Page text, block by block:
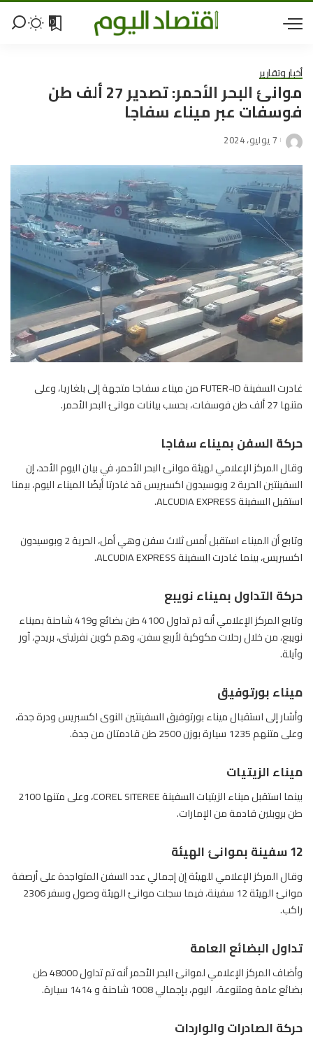
0
أخبار وتقارير
موانئ البحر الأحمر: تصدير 27 ألف طن
فوسفات عبر ميناء سفاجا
7 يوليو، 2024
غادرت السفينة FUTER-ID من ميناء سفاجا متجهة إلى بلغاريا، وعلى
متنها 27 ألف طن فوسفات، بحسب بيانات موانئ البحر الأحمر.
حركة السفن بميناء سفاجا
وقال المركز الإعلامي لهيئة موانئ البحر الأحمر، في بيان اليوم الأحد، إن
السفينتين الحرية 2 وبوسيدون اكسبريس قد غادرتا أيضًا الميناء اليوم، بيمنا
استقبل السفينة ALCUDIA EXPRESS.
وتابع أن الميناء استقبل أمس ثلاث سفن وهي أمل، الحرية 2 وبوسيدون
اكسبريس، بينما غادرت السفينة ALCUDIA EXPRESS.
حركة التداول بميناء نويبع
وتابع المركز الإعلامي أنه تم تداول 4100 طن بضائع و419 شاحنة بميناء
نويبع، من خلال رحلات مكوكية لأربع سفن، وهم كوين نفرتيتى، بريدج، آور
وآيلة.
ميناء بورتوفيق
وأشار إلى استقبالميناء بورتوفيقالسفينتين النوى اكسبريس ودرة جدة،
وعلى متنهم 1235 سيارة بوزن 2500 طن قادمتان من جدة.
ميناء الزيتيات
بينما استقبل ميناء الزيتيات السفينة COREL SITEREE، وعلى متنها 2100
طن بروبلين قادمة من الإمارات.
12 سفينة بموانئ الهيئة
وقال المركز الإعلامي للهيئة إن إجمالي عدد السفن المتواجدة على أرصفة
موانئ الهيئة 12 سفينة، فيما سجلت موانئ الهيئة وصول وسفر 2306
راكب.
تداول البضائع العامة
وأضاف المركز الإعلامي لموانئ البحر الأحمر أنه تم تداول 48000 طن
بضائع عامةومتنوعة، اليوم، بإجمالي 1008 شاحنة و 1414 سيارة.
حركة الصادرات والواردات